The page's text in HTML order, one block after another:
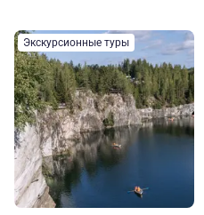
Экскурсионные туры